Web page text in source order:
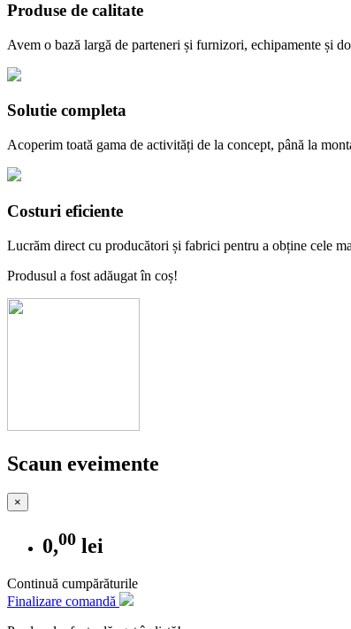
Produse de calitate
Avem o bază largă de parteneri și furnizori, echipamente și
Solutie completa
Acoperim toată gama de activități de la concept, până la
Costuri eficiente
Lucrăm direct cu producători și fabrici pentru a obține cele
Produsul a fost adăugat în coș!
Scaun eveimente
×
0,00 lei
Continuă cumpărăturile
Finalizare comandă